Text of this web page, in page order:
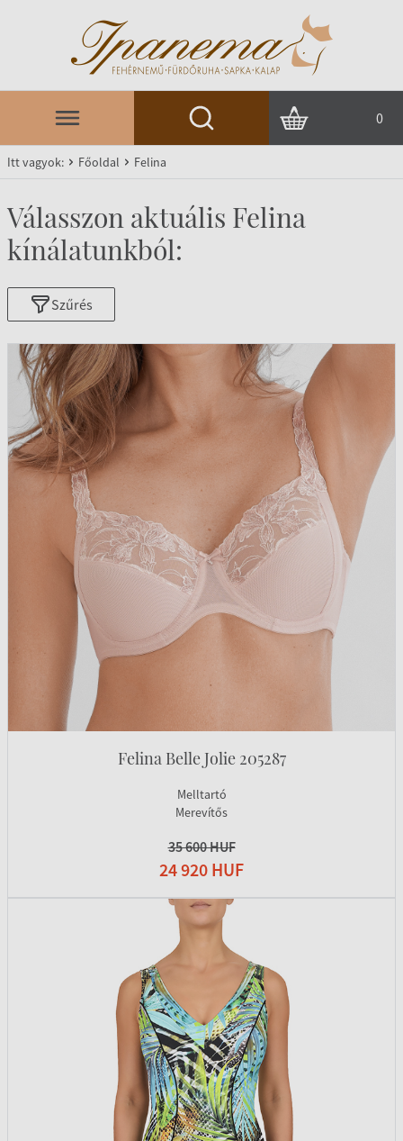
0
Itt vagyok: Főoldal Felina
Válasszon aktuális Felina
kínálatunkból:
Szűrés
Felina Belle Jolie 205287
Melltartó
Merevítős
35 600 HUF
24 920 HUF